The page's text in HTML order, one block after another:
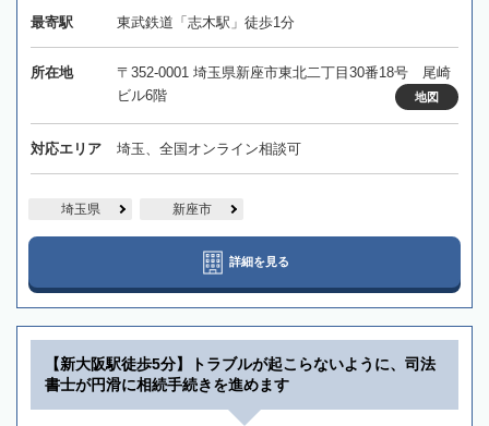
最寄駅 東武鉄道「志木駅」徒歩1分
所在地
〒352-0001 埼玉県新座市東北二丁目30番18号 尾崎
ビル6階
地図
対応エリア 埼玉、全国オンライン相談可
埼玉県 新座市
詳細を見る
【新大阪駅徒歩5分】トラブルが起こらないように、司法
書士が円滑に相続手続きを進めます